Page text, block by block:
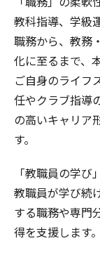
教科指導、学級
職務から、教務
化に至るまで、
ご自身のライフ
任やクラブ指導
の高いキャリア
す。
「教職員の学
教職員が学び続
する職務や専門
得を支援します。